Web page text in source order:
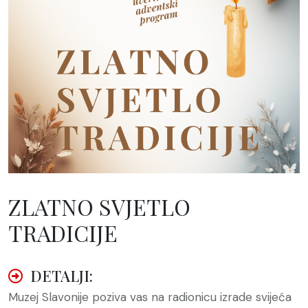
ZLATNO SVJETLO
TRADICIJE
DETALJI:
Muzej Slavonije poziva vas na radionicu izrade svijeća